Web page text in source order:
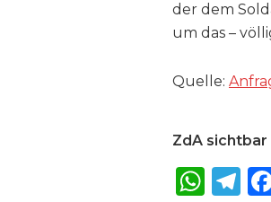
der dem
um das –
Quelle:
ZdA
W T